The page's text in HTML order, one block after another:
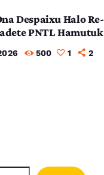
Despaixu Halo
PNTL Hamutuk
500 1 2